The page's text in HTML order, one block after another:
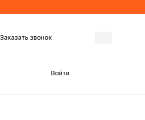
Заказать звонок
Войти